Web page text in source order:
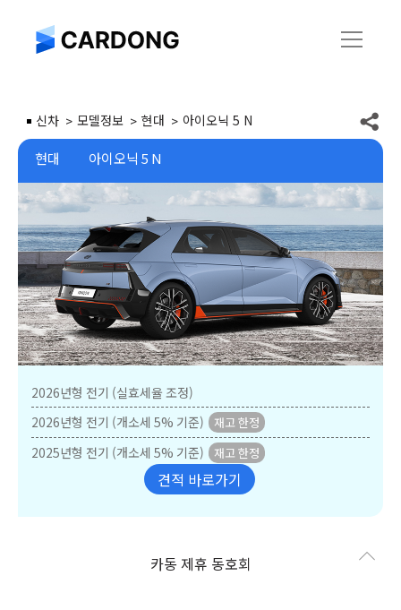
신차 모델정보 현대 아이오닉 5 N
현대 아이오닉 5 N
2026년형 전기 (실효세율 조정)
2026년형 전기 (개소세 5% 기준)
2025년형 전기 (개소세 5% 기준)
견적 바로가기
카동 제휴 동호회